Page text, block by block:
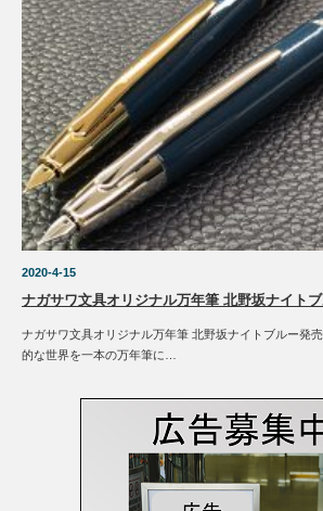
2020-4-15
ナガサワ文具オリジナル万年筆 北野坂ナイト
ナガサワ文具オリジナル万年筆 北野坂ナイトブルー発
的な世界を一本の万年筆に…